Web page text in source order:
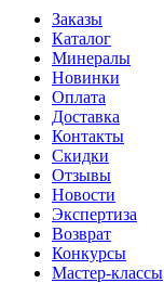
Заказы
Каталог
Минералы
Новинки
Оплата
Доставка
Контакты
Скидки
Отзывы
Новости
Экспертиза
Возврат
Конкурсы
Мастер-классы